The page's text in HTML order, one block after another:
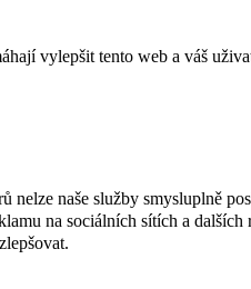
vylepšit tento web a váš
nelze naše služby smysluplně
na sociálních sítích a dalších